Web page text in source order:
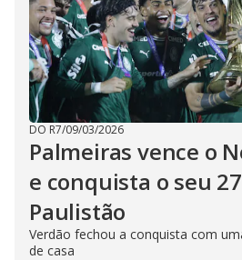
DO R7/09/03/2026
Palmeiras vence o
e conquista o seu
Paulistão
Verdão fechou a conquista com
de casa